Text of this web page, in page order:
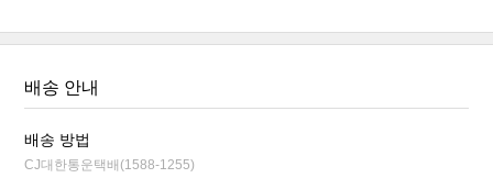
배송 안내
배송 방법
CJ대한통운택배(1588-1255)